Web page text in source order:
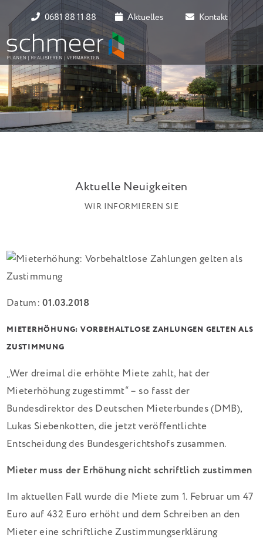
0681 88 11 88 Aktuelles Kontakt
Aktuelle Neuigkeiten
WIR INFORMIEREN SIE
Datum:01.03.2018
MIETERHÖHUNG: VORBEHALTLOSE ZAHLUNGEN GELTEN ALS
ZUSTIMMUNG
„Wer dreimal die erhöhte Miete zahlt, hat der
Mieterhöhung zugestimmt“ – so fasst der
Bundesdirektor des Deutschen Mieterbundes (DMB),
Lukas Siebenkotten, die jetzt veröffentlichte
Entscheidung des Bundesgerichtshofs zusammen.
Mieter muss der Erhöhung nicht schriftlich zustimmen
Im aktuellen Fall wurde die Miete zum 1. Februar um 47
Euro auf 432 Euro erhöht und dem Schreiben an den
Mieter eine schriftliche Zustimmungserklärung